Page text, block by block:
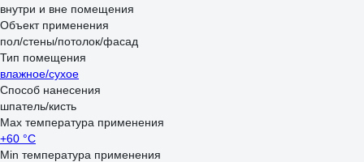
внутри и вне помещения
Объект применения
пол/стены/потолок/фасад
Тип помещения
влажное/сухое
Способ нанесения
шпатель/кисть
Max температура применения
+60 °С
Min температура применения